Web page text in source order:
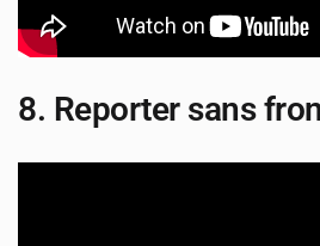
8. Reporter sans